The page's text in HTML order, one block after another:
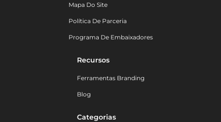
Mapa Do Site
Política De Parceria
Programa De Embaixadores
Recursos
Ferramentas Branding
Blog
Categorias